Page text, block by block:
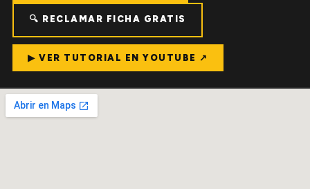
🔍 RECLAMAR FICHA GRATIS
▶ VER TUTORIAL EN YOUTUBE ↗